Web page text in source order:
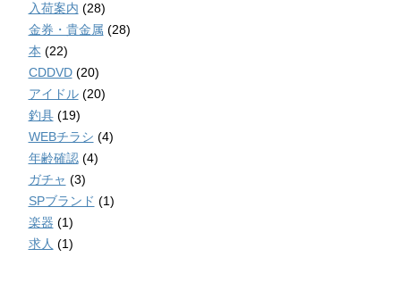
入荷案内 (28)
金券・貴金属 (28)
本 (22)
CDDVD(20)
アイドル(20)
釣具(19)
WEBチラシ (4)
年齢確認(4)
ガチャ (3)
SPブランド (1)
楽器 (1)
求人 (1)